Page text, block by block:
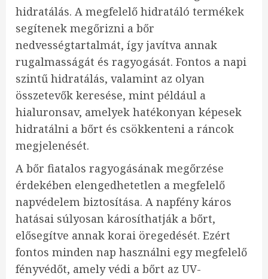
hidratálás. A megfelelő hidratáló termékek
segítenek megőrizni a bőr
nedvességtartalmát, így javítva annak
rugalmasságát és ragyogását. Fontos a napi
szintű hidratálás, valamint az olyan
összetevők keresése, mint például a
hialuronsav, amelyek hatékonyan képesek
hidratálni a bőrt és csökkenteni a ráncok
megjelenését.
A bőr fiatalos ragyogásának megőrzése
érdekében elengedhetetlen a megfelelő
napvédelem biztosítása. A napfény káros
hatásai súlyosan károsíthatják a bőrt,
elősegítve annak korai öregedését. Ezért
fontos minden nap használni egy megfelelő
fényvédőt, amely védi a bőrt az UV-